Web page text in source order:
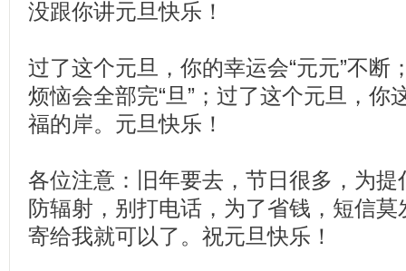
没跟你讲元旦快乐！
过了这个元旦，你的幸运会“元元”不断
烦恼会全部完“旦”；过了这个元旦，你
福的岸。元旦快乐！
各位注意：旧年要去，节日很多，为
防辐射，别打电话，为了省钱，短信
寄给我就可以了。祝元旦快乐！